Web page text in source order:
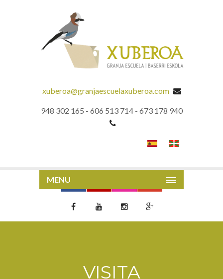
xuberoa@granjaescuelaxuberoa.com
948 302 165 - 606 513 714 - 673 178 940
MENU
VISITA